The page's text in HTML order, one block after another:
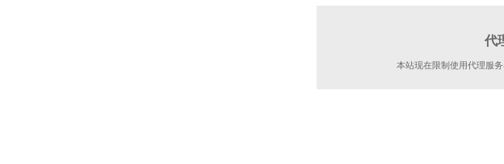
代
本站现在限制使用代理服